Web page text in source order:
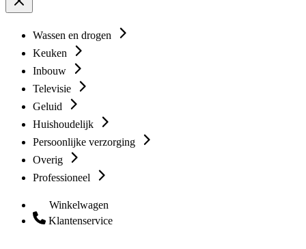
Wassen en drogen
Keuken
Inbouw
Televisie
Geluid
Huishoudelijk
Persoonlijke verzorging
Overig
Professioneel
Winkelwagen
Klantenservice